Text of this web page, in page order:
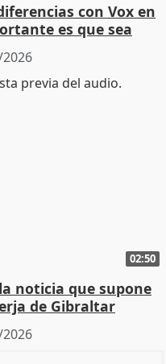
con Vox en
es que sea
02:50
noticia que supone
de Gibraltar